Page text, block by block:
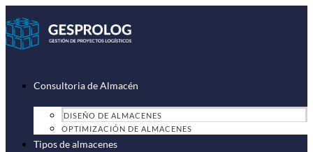
al
contenido
Consultoria de Almacén
DISEÑO DE ALMACENES
OPTIMIZACIÓN DE ALMACENES
Tipos de almacenes